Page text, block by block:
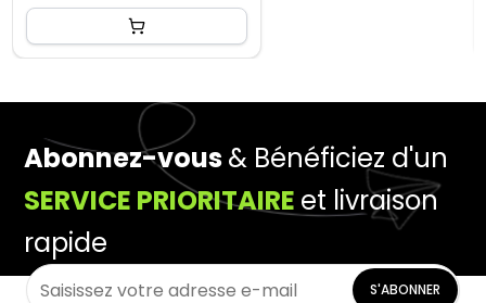
Abonnez-vous& Bénéficiez d'un
SERVICE PRIORITAIRE et livraison
rapide
S'ABONNER